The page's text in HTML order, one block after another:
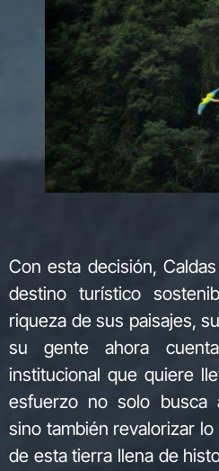
Con esta decisión,
destino turístico
riqueza de sus paisajes,
su gente ahora
institucional que quiere
esfuerzo no solo busca
sino también revalorizar
de esta tierra llena de